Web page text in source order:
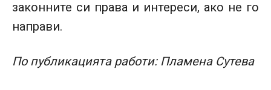
законните си права и интереси, ако не го
направи.
По публикацията работи: Пламена Сутева